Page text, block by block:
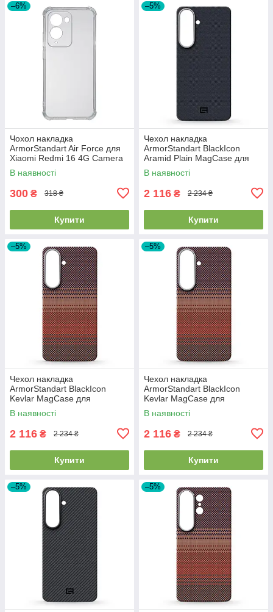
–6%
Чохол накладка
ArmorStandart Air Force для
Xiaomi Redmi 16 4G Camera
cover Clear (ARM90951)
В наявності
300 ₴ 318 ₴
Купити
–5%
Чехол накладка
ArmorStandart BlackIcon
Aramid Plain MagCase для
Samsung S26 Plus Black
(ARM90165)
В наявності
2 116 ₴ 2 234 ₴
Купити
–5%
Чехол накладка
ArmorStandart BlackIcon
Kevlar MagCase для
Samsung S26 Plus Sunset
(ARM90157)
В наявності
2 116 ₴ 2 234 ₴
Купити
–5%
Чехол накладка
ArmorStandart BlackIcon
Kevlar MagCase для
Samsung S26 Sunset
(ARM90156)
В наявності
2 116 ₴ 2 234 ₴
Купити
–5% –5%